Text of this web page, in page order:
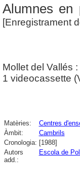
Alumnes en
[Enregistrament
Mollet del Vallés
1 videocassette
Matèries: Centres
Àmbit:
Cambrils
Cronologia: [1988]
Autors
add.:
Escola de